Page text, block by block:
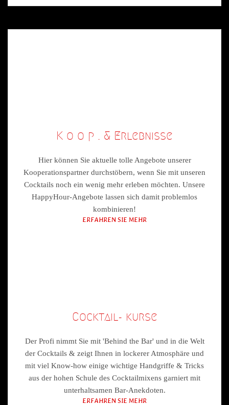
K o o p . & Erlebnisse
Hier können Sie aktuelle tolle Angebote unserer
Kooperationspartner durchstöbern, wenn Sie mit unseren
Cocktails noch ein wenig mehr erleben möchten. Unsere
HappyHour-Angebote lassen sich damit problemlos
kombinieren!
ERFAHREN SIE MEHR
Cocktail- kurse
Der Profi nimmt Sie mit 'Behind the Bar' und in die Welt
der Cocktails & zeigt Ihnen in lockerer Atmosphäre und
mit viel Know-how einige wichtige Handgriffe & Tricks
aus der hohen Schule des Cocktailmixens garniert mit
unterhaltsamen Bar-Anekdoten.
ERFAHREN SIE MEHR